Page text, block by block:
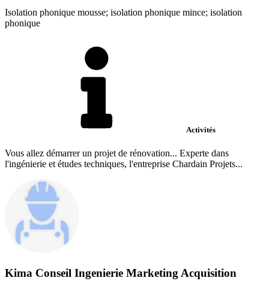
Isolation phonique mousse; isolation phonique mince; isolation
phonique
Activités
Vous allez démarrer un projet de rénovation... Experte dans
l'ingénierie et études techniques, l'entreprise Chardain Projets...
Kima Conseil Ingenierie Marketing Acquisition